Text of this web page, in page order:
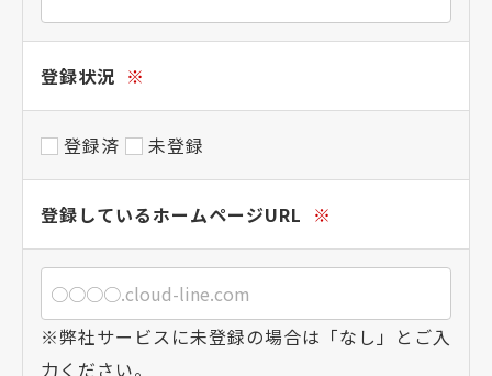
登録状況 ※
登録済 未登録
登録しているホームページURL ※
※弊社サービスに未登録の場合は「なし」とご入
力ください。